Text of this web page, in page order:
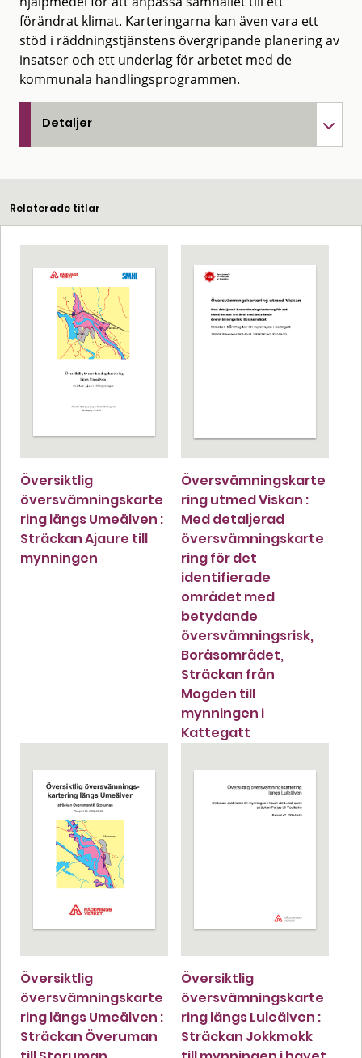
förändrat klimat. Karteringarna kan även vara ett
stöd i räddningstjänstens övergripande planering av
insatser och ett underlag för arbetet med de
kommunala handlingsprogrammen.
Detaljer
Relaterade titlar
Översiktlig
översvämningskarte
ring längs Umeälven :
Sträckan Ajaure till
mynningen
Översvämningskarte
ring utmed Viskan :
Med detaljerad
översvämningskarte
ring för det
identifierade
området med
betydande
översvämningsrisk,
Boråsområdet,
Sträckan från
Mogden till
mynningen i
Kattegatt
Översiktlig
översvämningskarte
ring längs Umeälven :
Sträckan Överuman
Översiktlig
översvämningskarte
ring längs Luleälven :
Sträckan Jokkmokk